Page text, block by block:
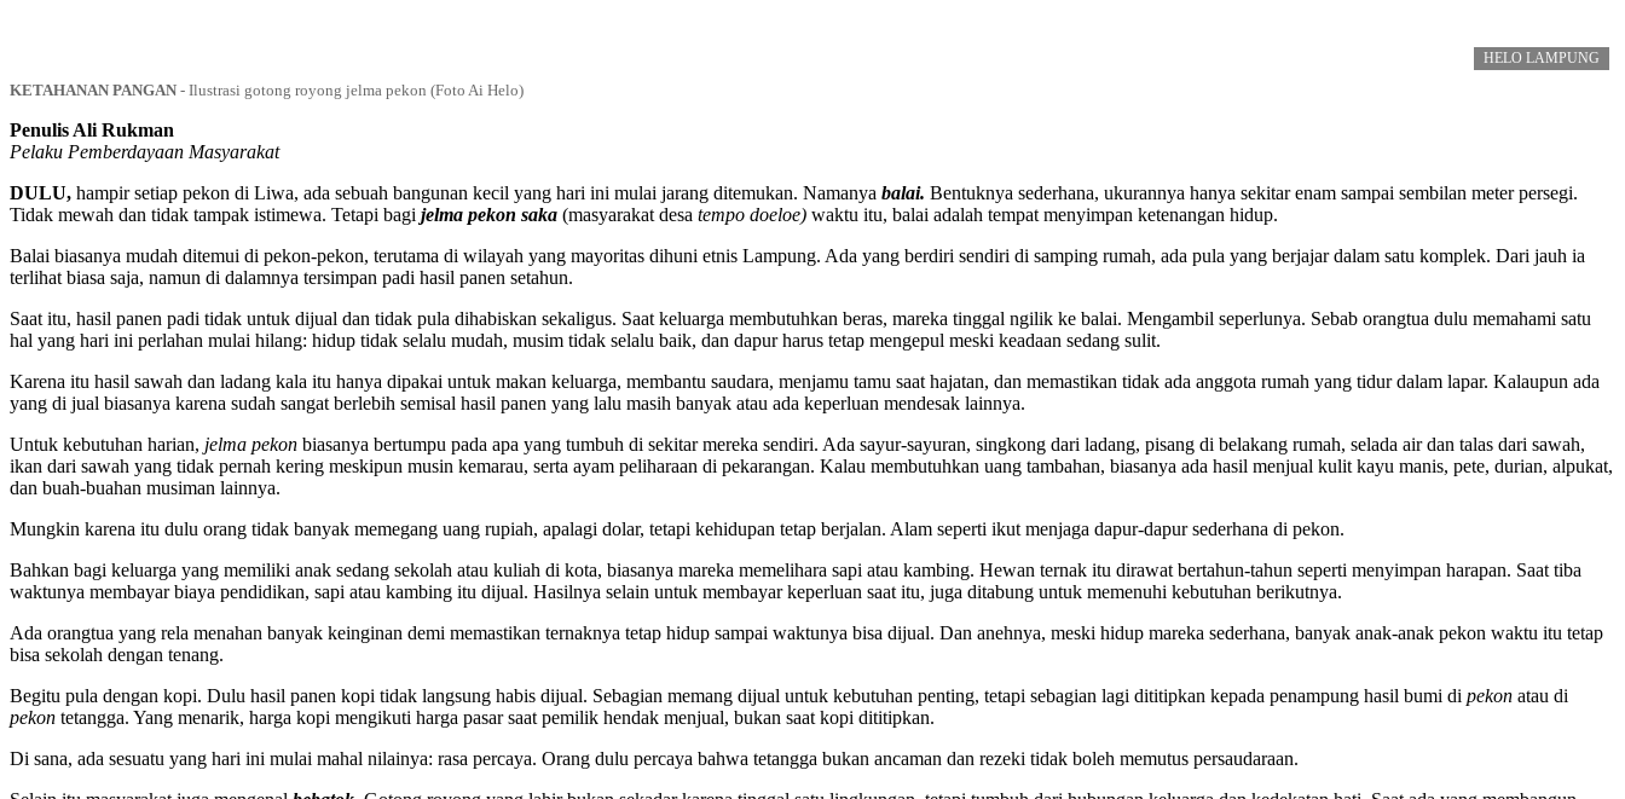
HELO LAMPUNG
KETAHANAN PANGAN - Ilustrasi gotong royong jelma pekon (Foto Ai Helo)
Penulis Ali Rukman
Pelaku Pemberdayaan Masyarakat
DULU, hampir setiap pekon di Liwa, ada sebuah bangunan kecil yang hari ini mulai jarang ditemukan. Namanya balai. Bentuknya sederhana, ukurannya hanya sekitar enam sampai sembilan meter persegi.
Tidak mewah dan tidak tampak istimewa. Tetapi bagi jelma pekon saka (masyarakat desa tempo doeloe) waktu itu, balai adalah tempat menyimpan ketenangan hidup.
Balai biasanya mudah ditemui di pekon-pekon, terutama di wilayah yang mayoritas dihuni etnis Lampung. Ada yang berdiri sendiri di samping rumah, ada pula yang berjajar dalam satu komplek. Dari jauh ia
terlihat biasa saja, namun di dalamnya tersimpan padi hasil panen setahun.
Saat itu, hasil panen padi tidak untuk dijual dan tidak pula dihabiskan sekaligus. Saat keluarga membutuhkan beras, mareka tinggal ngilik ke balai. Mengambil seperlunya. Sebab orangtua dulu memahami satu
hal yang hari ini perlahan mulai hilang: hidup tidak selalu mudah, musim tidak selalu baik, dan dapur harus tetap mengepul meski keadaan sedang sulit.
Karena itu hasil sawah dan ladang kala itu hanya dipakai untuk makan keluarga, membantu saudara, menjamu tamu saat hajatan, dan memastikan tidak ada anggota rumah yang tidur dalam lapar. Kalaupun ada
yang di jual biasanya karena sudah sangat berlebih semisal hasil panen yang lalu masih banyak atau ada keperluan mendesak lainnya.
Untuk kebutuhan harian, jelma pekon biasanya bertumpu pada apa yang tumbuh di sekitar mereka sendiri. Ada sayur-sayuran, singkong dari ladang, pisang di belakang rumah, selada air dan talas dari sawah,
ikan dari sawah yang tidak pernah kering meskipun musin kemarau, serta ayam peliharaan di pekarangan. Kalau membutuhkan uang tambahan, biasanya ada hasil menjual kulit kayu manis, pete, durian, alpukat,
dan buah-buahan musiman lainnya.
Mungkin karena itu dulu orang tidak banyak memegang uang rupiah, apalagi dolar, tetapi kehidupan tetap berjalan. Alam seperti ikut menjaga dapur-dapur sederhana di pekon.
Bahkan bagi keluarga yang memiliki anak sedang sekolah atau kuliah di kota, biasanya mareka memelihara sapi atau kambing. Hewan ternak itu dirawat bertahun-tahun seperti menyimpan harapan. Saat tiba
waktunya membayar biaya pendidikan, sapi atau kambing itu dijual. Hasilnya selain untuk membayar keperluan saat itu, juga ditabung untuk memenuhi kebutuhan berikutnya.
Ada orangtua yang rela menahan banyak keinginan demi memastikan ternaknya tetap hidup sampai waktunya bisa dijual. Dan anehnya, meski hidup mareka sederhana, banyak anak-anak pekon waktu itu tetap
bisa sekolah dengan tenang.
Begitu pula dengan kopi. Dulu hasil panen kopi tidak langsung habis dijual. Sebagian memang dijual untuk kebutuhan penting, tetapi sebagian lagi dititipkan kepada penampung hasil bumi di pekon atau di
pekon tetangga. Yang menarik, harga kopi mengikuti harga pasar saat pemilik hendak menjual, bukan saat kopi dititipkan.
Di sana, ada sesuatu yang hari ini mulai mahal nilainya: rasa percaya. Orang dulu percaya bahwa tetangga bukan ancaman dan rezeki tidak boleh memutus persaudaraan.